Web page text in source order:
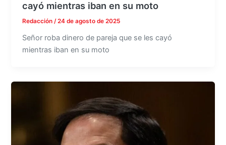
cayó mientras iban en su moto
Redacción/24 de agosto de 2025
Señor roba dinero de pareja que se les cayó
mientras iban en su moto